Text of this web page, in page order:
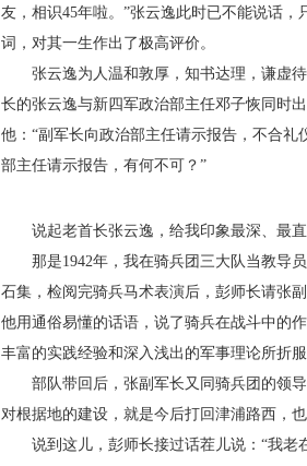
友，相识45年啦。”张云逸此时已不能说话
词，对其一生作出了极高评价。
张云逸为人温和敦厚，知书达理，谦虚待
长的张云逸与新四军政治部主任邓子恢同时
他：“副军长向政治部主任请示报告，不合
部主任请示报告，有何不可？”
说起老首长张云逸，给我印象最深、最直
那是1942年，我在骑兵团三大队当教导员
石集，检阅完骑兵马术表演后，彭师长请张
他用通俗易懂的话语，说了骑兵在战斗中的
丰富的实践经验和深入浅出的军事理论所折服
部队带回后，张副军长又同骑兵团的领导
对根据地的建设，就是今后打回津浦路西，
说到这儿，彭师长接过话茬儿说：“我老